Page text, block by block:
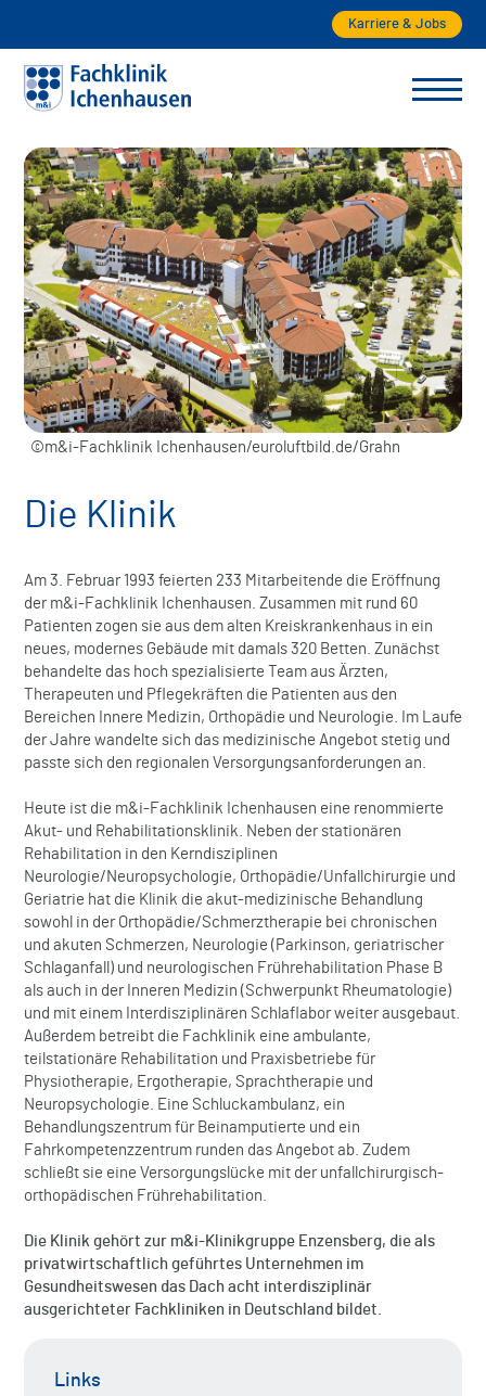
Karriere & Jobs
Die Klinik
©m&i-Fachklinik Ichenhausen/euroluftbild.de/Grahn
Am 3. Februar 1993 feierten 233 Mitarbeitende die Eröffnung
der m&i-Fachklinik Ichenhausen. Zusammen mit rund 60
Patienten zogen sie aus dem alten Kreiskrankenhaus in ein
neues, modernes Gebäude mit damals 320 Betten. Zunächst
behandelte das hoch spezialisierte Team aus Ärzten,
Therapeuten und Pflegekräften die Patienten aus den
Bereichen Innere Medizin, Orthopädie und Neurologie. Im Laufe
der Jahre wandelte sich das medizinische Angebot stetig und
passte sich den regionalen Versorgungsanforderungen an.
Heute ist die m&i-Fachklinik Ichenhausen eine renommierte
Akut- und Rehabilitationsklinik. Neben der stationären
Rehabilitation in den Kerndisziplinen
Neurologie/Neuropsychologie, Orthopädie/Unfallchirurgie und
Geriatrie hat die Klinik die akut-medizinische Behandlung
sowohl in der Orthopädie/Schmerztherapie bei chronischen
und akuten Schmerzen, Neurologie (Parkinson, geriatrischer
Schlaganfall) und neurologischen Frührehabilitation Phase B
als auch in der Inneren Medizin (Schwerpunkt Rheumatologie)
und mit einem Interdisziplinären Schlaflabor weiter ausgebaut.
Außerdem betreibt die Fachklinik eine ambulante,
teilstationäre Rehabilitation und Praxisbetriebe für
Physiotherapie, Ergotherapie, Sprachtherapie und
Neuropsychologie. Eine Schluckambulanz, ein
Behandlungszentrum für Beinamputierte und ein
Fahrkompetenzzentrum runden das Angebot ab. Zudem
schließt sie eine Versorgungslücke mit der unfallchirurgisch-
orthopädischen Frührehabilitation.
Die Klinik gehört zur m&i-Klinikgruppe Enzensberg, die als
privatwirtschaftlich geführtes Unternehmen im
Gesundheitswesen das Dach acht interdisziplinär
ausgerichteter Fachkliniken in Deutschland bildet.
Links